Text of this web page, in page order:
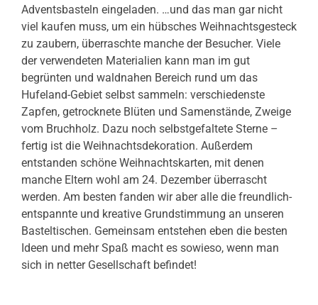
Adventsbasteln eingeladen. …und das man gar nicht
viel kaufen muss, um ein hübsches Weihnachtsgesteck
zu zaubern, überraschte manche der Besucher. Viele
der verwendeten Materialien kann man im gut
begrünten und waldnahen Bereich rund um das
Hufeland-Gebiet selbst sammeln: verschiedenste
Zapfen, getrocknete Blüten und Samenstände, Zweige
vom Bruchholz. Dazu noch selbstgefaltete Sterne –
fertig ist die Weihnachtsdekoration. Außerdem
entstanden schöne Weihnachtskarten, mit denen
manche Eltern wohl am 24. Dezember überrascht
werden. Am besten fanden wir aber alle die freundlich-
entspannte und kreative Grundstimmung an unseren
Basteltischen. Gemeinsam entstehen eben die besten
Ideen und mehr Spaß macht es sowieso, wenn man
sich in netter Gesellschaft befindet!